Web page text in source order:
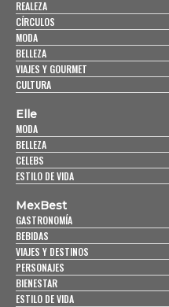
REALEZA
CÍRCULOS
MODA
BELLEZA
VIAJES Y GOURMET
CULTURA
Elle
MODA
BELLEZA
CELEBS
ESTILO DE VIDA
MexBest
GASTRONOMÍA
BEBIDAS
VIAJES Y DESTINOS
PERSONAJES
BIENESTAR
ESTILO DE VIDA